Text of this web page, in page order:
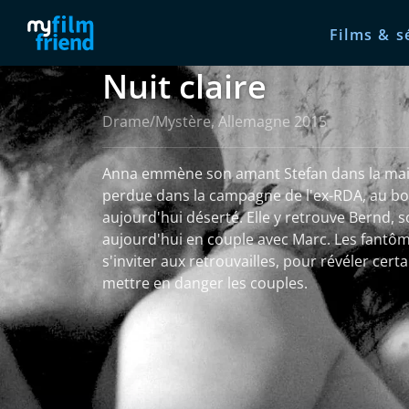
Films &
Nuit claire
Drame/Mystère, Allemagne 2015
Anna emmène son amant Stefan dans la
perdue dans la campagne de l'ex-RDA, au
aujourd'hui déserté. Elle y retrouve Bernd,
aujourd'hui en couple avec Marc. Les
s'inviter aux retrouvailles, pour révéler
mettre en danger les couples.
Voir plus
Plus d'informations